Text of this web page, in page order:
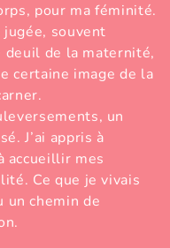
pour ma féminité.
souvent
deuil de la maternité,
certaine image de la
un
J’ai appris à
accueillir mes
Ce que je vivais
un chemin de